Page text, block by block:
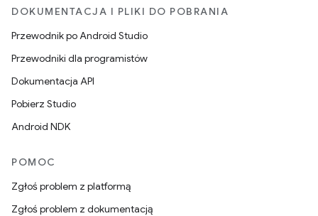
DOKUMENTACJA I PLIKI DO POBRANIA
Przewodnik po Android Studio
Przewodniki dla programistów
Dokumentacja API
Pobierz Studio
Android NDK
POMOC
Zgłoś problem z platformą
Zgłoś problem z dokumentacją